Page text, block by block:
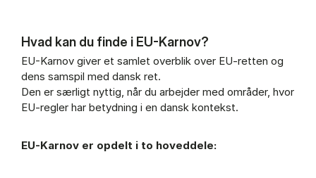
Hvad kan du finde i EU-Karnov?
EU-Karnov giver et samlet overblik over EU-retten og
dens samspil med dansk ret.
Den er særligt nyttig, når du arbejder med områder, hvor
EU-regler har betydning i en dansk kontekst.
EU-Karnov er opdelt i to hoveddele: